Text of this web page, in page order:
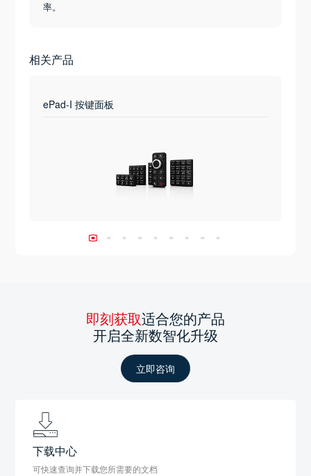
率。
相关产品
ePad-I 按键面板
即刻获取适合您的产品
开启全新数智化升级
立即咨询
下载中心
可快速查询并下载您所需要的文档